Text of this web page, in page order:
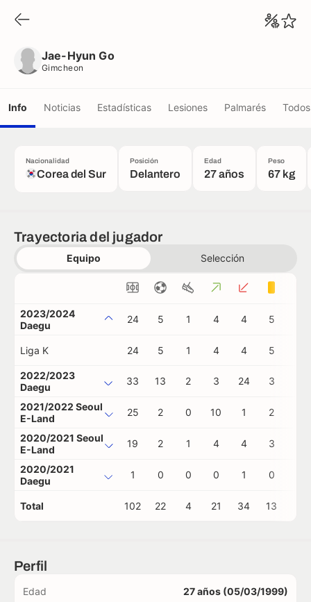
Jae-Hyun Go
Gimcheon
Info Noticias Estadísticas Lesiones Palmarés
Nacionalidad
Corea del Sur
Posición
Delantero
Edad
27 años
Peso
67 kg
Trayectoria del jugador
Equipo Selección
2023/2024
Daegu
24 5 1 4 4 5
Liga K 24 5 1 4 4 5
2022/2023
Daegu
33 13 2 3 24 3
2021/2022 Seoul
E-Land
25 2 0 10 1 2
2020/2021 Seoul
E-Land
19 2 1 4 4 3
2020/2021
Daegu
1 0 0 0 1 0
Total 102 22 4 21 34 13
Perfil
Edad 27 años (05/03/1999)